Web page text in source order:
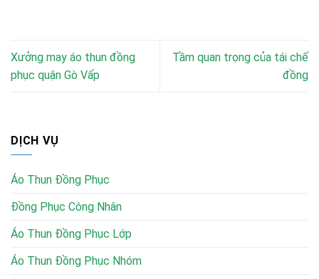
Xưởng may áo thun đồng
phục quận Gò Vấp
Tầm quan trọng của tái chế
đồng
DỊCH VỤ
Áo Thun Đồng Phục
Đồng Phục Công Nhân
Áo Thun Đồng Phục Lớp
Áo Thun Đồng Phục Nhóm